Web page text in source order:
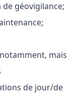
de géovigilance;
mais
de jour/de